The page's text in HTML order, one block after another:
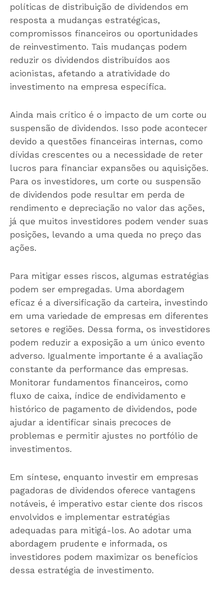
políticas de distribuição de dividendos em
resposta a mudanças estratégicas,
compromissos financeiros ou oportunidades
de reinvestimento. Tais mudanças podem
reduzir os dividendos distribuídos aos
acionistas, afetando a atratividade do
investimento na empresa específica.
Ainda mais crítico é o impacto de um corte ou
suspensão de dividendos. Isso pode acontecer
devido a questões financeiras internas, como
dívidas crescentes ou a necessidade de reter
lucros para financiar expansões ou aquisições.
Para os investidores, um corte ou suspensão
de dividendos pode resultar em perda de
rendimento e depreciação no valor das ações,
já que muitos investidores podem vender suas
posições, levando a uma queda no preço das
ações.
Para mitigar esses riscos, algumas estratégias
podem ser empregadas. Uma abordagem
eficaz é a diversificação da carteira, investindo
em uma variedade de empresas em diferentes
setores e regiões. Dessa forma, os investidores
podem reduzir a exposição a um único evento
adverso. Igualmente importante é a avaliação
constante da performance das empresas.
Monitorar fundamentos financeiros, como
fluxo de caixa, índice de endividamento e
histórico de pagamento de dividendos, pode
ajudar a identificar sinais precoces de
problemas e permitir ajustes no portfólio de
investimentos.
Em síntese, enquanto investir em empresas
pagadoras de dividendos oferece vantagens
notáveis, é imperativo estar ciente dos riscos
envolvidos e implementar estratégias
adequadas para mitigá-los. Ao adotar uma
abordagem prudente e informada, os
investidores podem maximizar os benefícios
dessa estratégia de investimento.